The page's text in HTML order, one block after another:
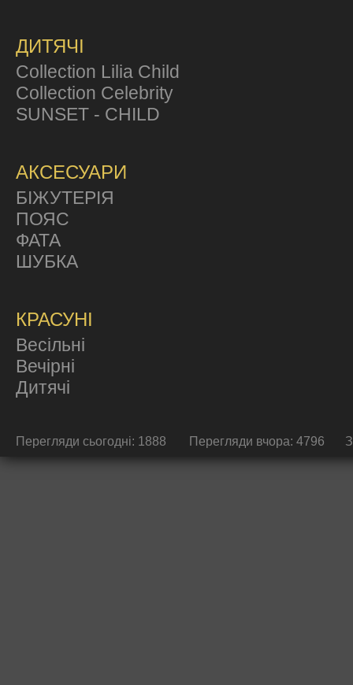
ДИТЯЧІ
Collection Lilia Child
Collection Celebrity
SUNSET - CHILD
АКСЕСУАРИ
БІЖУТЕРІЯ
ПОЯС
ФАТА
ШУБКА
КРАСУНІ
Весільні
Вечірні
Дитячі
Перегляди сьогодні: 1888 Перегляди вчора: 4796